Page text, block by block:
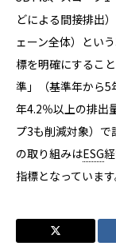
どによる間接排出
ェーン全体）とい
標を明確にするこ
準」（基準年から5
年4.2％以上の排出
プ3も削減対象）で
の取り組みはESG
指標となっています